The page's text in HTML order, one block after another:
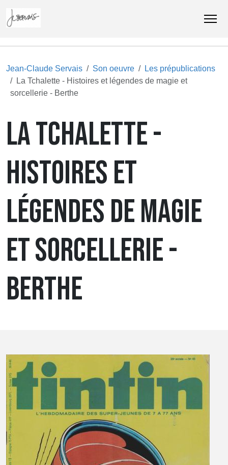
Jean-Claude Servais Son oeuvre
Les prépublications
La Tchalette - Histoires et légendes de magie et
sorcellerie - Berthe
LA TCHALETTE -
HISTOIRES ET
LÉGENDES DE MAGIE
ET SORCELLERIE -
BERTHE